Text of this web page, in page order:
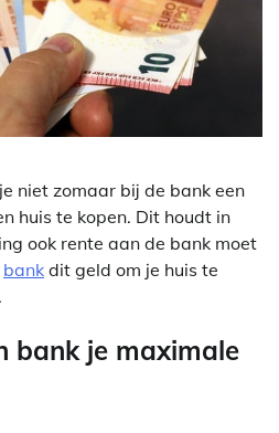
niet zomaar bij de bank een
huis te kopen. Dit houdt in
ook rente aan de bank moet
bank dit geld om je huis te
bank je maximale